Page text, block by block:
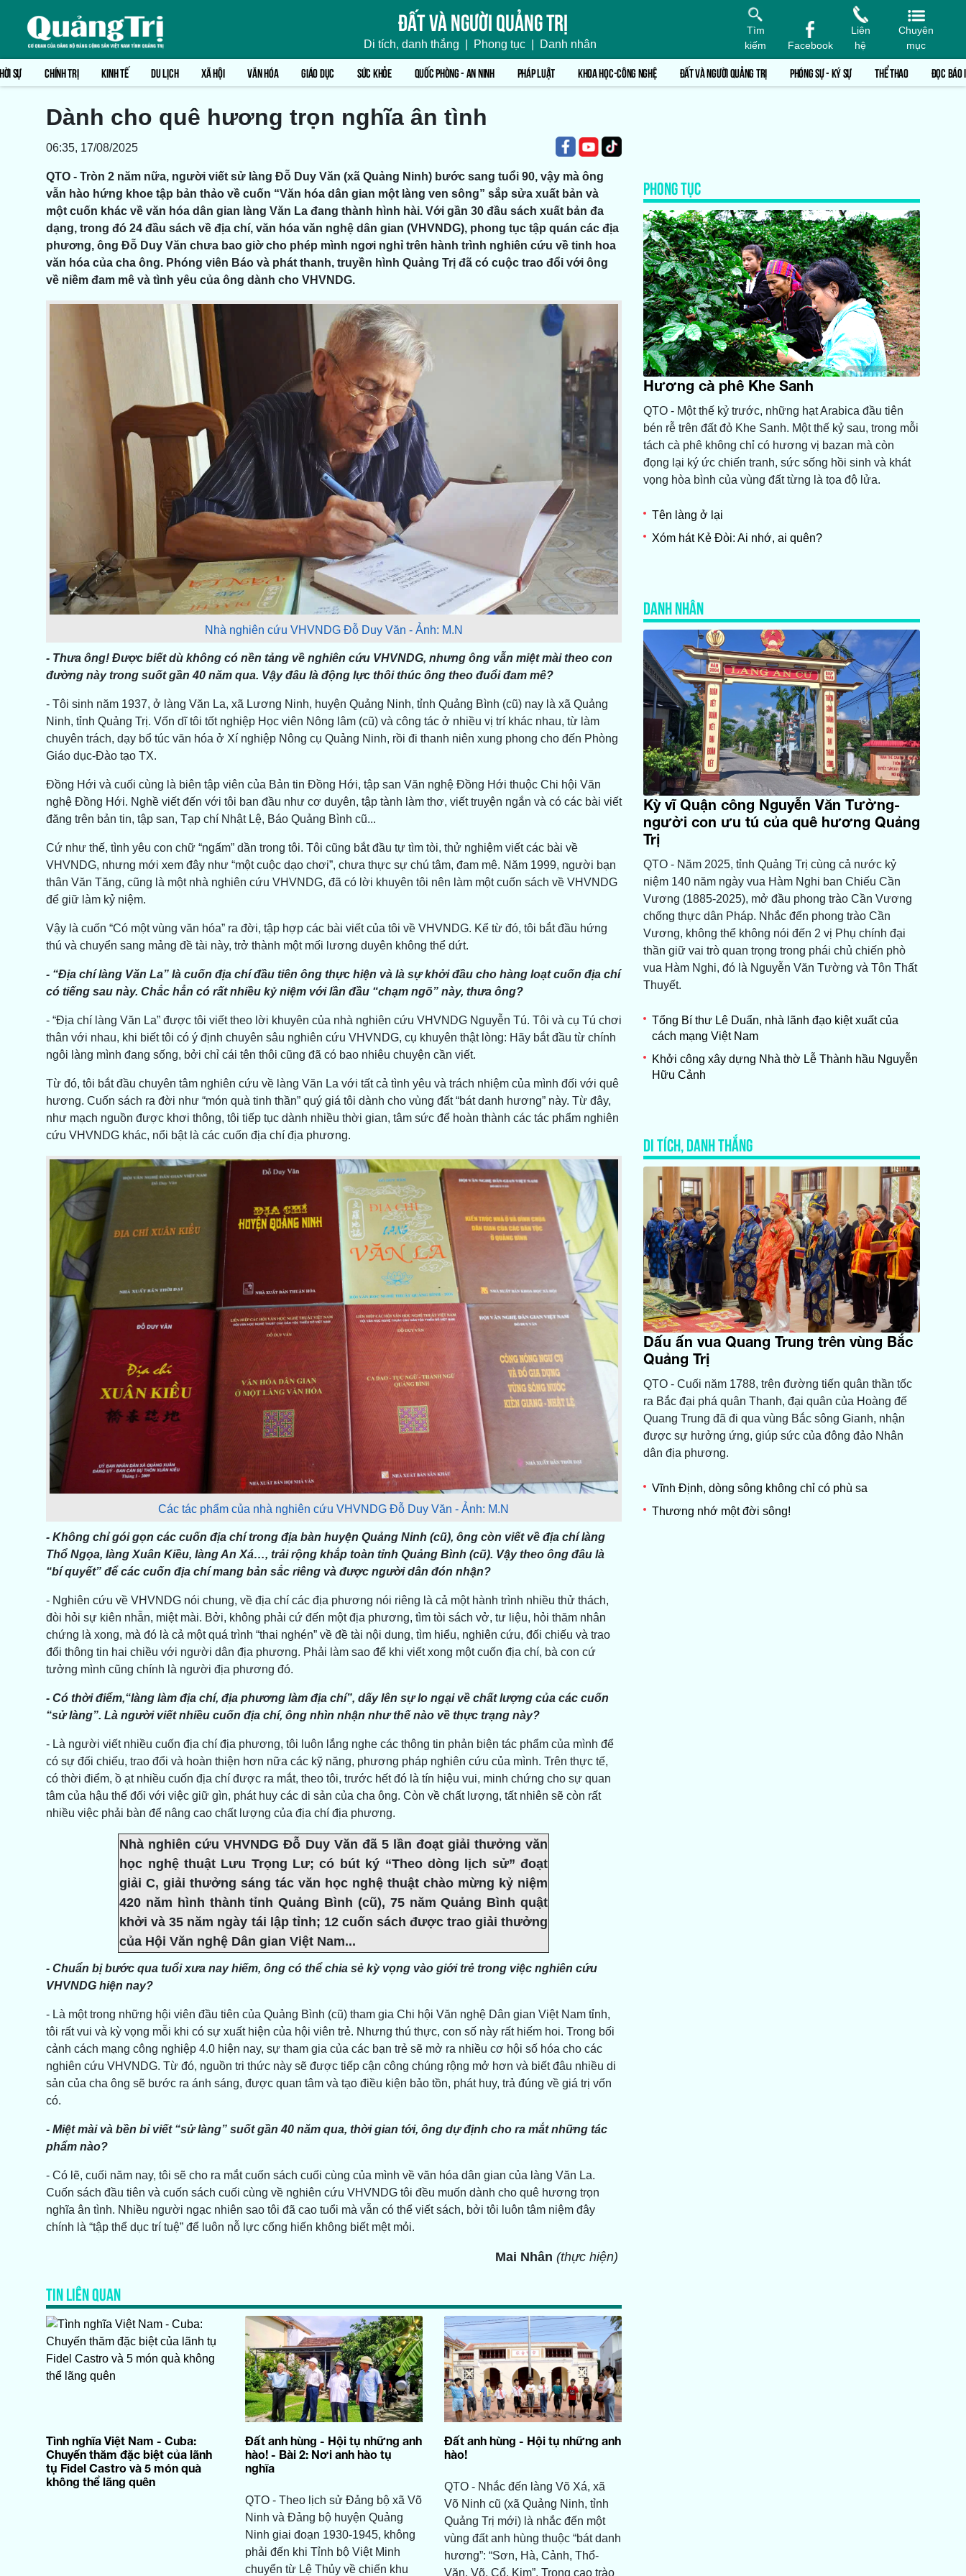
Đất và người Quảng Trị
Di tích, danh thắng Phong tục Danh nhân
Tìm
kiếm
Facebook
Liên
hệ
Chuyên
mục
SỰ CHÍNH TRỊ KINH TẾ DU LỊCH XÃ HỘI VĂN HÓA GIÁO DỤC SỨC KHỎE QUỐC PHÒNG - AN NINH PHÁP LUẬT KHOA HỌC-CÔNG NGHỆ ĐẤT VÀ NGƯỜI QUẢNG TRỊ PHÓNG SỰ - KÝ SỰ THỂ THAO ĐỌC BÁO
Dành cho quê hương trọn nghĩa ân tình
06:35, 17/08/2025
QTO - Tròn 2 năm nữa, người viết sử làng Đỗ Duy Văn (xã Quảng Ninh) bước sang tuổi 90, vậy mà ông
vẫn hào hứng khoe tập bản thảo về cuốn “Văn hóa dân gian một làng ven sông” sắp sửa xuất bản và
một cuốn khác về văn hóa dân gian làng Văn La đang thành hình hài. Với gần 30 đầu sách xuất bản đa
dạng, trong đó 24 đầu sách về địa chí, văn hóa văn nghệ dân gian (VHVNDG), phong tục tập quán các địa
phương, ông Đỗ Duy Văn chưa bao giờ cho phép mình ngơi nghỉ trên hành trình nghiên cứu về tinh hoa
văn hóa của cha ông. Phóng viên Báo và phát thanh, truyền hình Quảng Trị đã có cuộc trao đổi với ông
về niềm đam mê và tình yêu của ông dành cho VHVNDG.
Nhà nghiên cứu VHVNDG Đỗ Duy Văn - Ảnh: M.N
- Thưa ông! Được biết dù không có nền tảng về nghiên cứu VHVNDG, nhưng ông vẫn miệt mài theo con
đường này trong suốt gần 40 năm qua. Vậy đâu là động lực thôi thúc ông theo đuổi đam mê?
- Tôi sinh năm 1937, ở làng Văn La, xã Lương Ninh, huyện Quảng Ninh, tỉnh Quảng Bình (cũ) nay là xã Quảng
Ninh, tỉnh Quảng Trị. Vốn dĩ tôi tốt nghiệp Học viên Nông lâm (cũ) và công tác ở nhiều vị trí khác nhau, từ làm
chuyên trách, dạy bổ túc văn hóa ở Xí nghiệp Nông cụ Quảng Ninh, rồi đi thanh niên xung phong cho đến Phòng
Giáo dục-Đào tạo TX.
Đồng Hới và cuối cùng là biên tập viên của Bản tin Đồng Hới, tập san Văn nghệ Đồng Hới thuộc Chi hội Văn
nghệ Đồng Hới. Nghề viết đến với tôi ban đầu như cơ duyên, tập tành làm thơ, viết truyện ngắn và có các bài viết
đăng trên bản tin, tập san, Tạp chí Nhật Lệ, Báo Quảng Bình cũ...
Cứ như thế, tình yêu con chữ “ngấm” dần trong tôi. Tôi cũng bắt đầu tự tìm tòi, thử nghiệm viết các bài về
VHVNDG, nhưng mới xem đây như “một cuộc dạo chơi”, chưa thực sự chú tâm, đam mê. Năm 1999, người bạn
thân Văn Tăng, cũng là một nhà nghiên cứu VHVNDG, đã có lời khuyên tôi nên làm một cuốn sách về VHVNDG
để giữ làm kỷ niệm.
Vậy là cuốn “Có một vùng văn hóa” ra đời, tập hợp các bài viết của tôi về VHVNDG. Kể từ đó, tôi bắt đầu hứng
thú và chuyển sang mảng đề tài này, trở thành một mối lương duyên không thể dứt.
- “Địa chí làng Văn La” là cuốn địa chí đầu tiên ông thực hiện và là sự khởi đầu cho hàng loạt cuốn địa chí
có tiếng sau này. Chắc hẳn có rất nhiều kỷ niệm với lần đầu “chạm ngõ” này, thưa ông?
- “Địa chí làng Văn La” được tôi viết theo lời khuyên của nhà nghiên cứu VHVNDG Nguyễn Tú. Tôi và cụ Tú chơi
thân với nhau, khi biết tôi có ý định chuyên sâu nghiên cứu VHVNDG, cụ khuyên thật lòng: Hãy bắt đầu từ chính
ngôi làng mình đang sống, bởi chỉ cái tên thôi cũng đã có bao nhiêu chuyện cần viết.
Từ đó, tôi bắt đầu chuyên tâm nghiên cứu về làng Văn La với tất cả tình yêu và trách nhiệm của mình đối với quê
hương. Cuốn sách ra đời như “món quà tinh thần” quý giá tôi dành cho vùng đất “bát danh hương” này. Từ đây,
như mạch nguồn được khơi thông, tôi tiếp tục dành nhiều thời gian, tâm sức để hoàn thành các tác phẩm nghiên
cứu VHVNDG khác, nổi bật là các cuốn địa chí địa phương.
Các tác phẩm của nhà nghiên cứu VHVNDG Đỗ Duy Văn - Ảnh: M.N
- Không chỉ gói gọn các cuốn địa chí trong địa bàn huyện Quảng Ninh (cũ), ông còn viết về địa chí làng
Thổ Ngọa, làng Xuân Kiều, làng An Xá…, trải rộng khắp toàn tỉnh Quảng Bình (cũ). Vậy theo ông đâu là
“bí quyết” để các cuốn địa chí mang bản sắc riêng và được người dân đón nhận?
- Nghiên cứu về VHVNDG nói chung, về địa chí các địa phương nói riêng là cả một hành trình nhiều thử thách,
đòi hỏi sự kiên nhẫn, miệt mài. Bởi, không phải cứ đến một địa phương, tìm tòi sách vở, tư liệu, hỏi thăm nhân
chứng là xong, mà đó là cả một quá trình “thai nghén” về đề tài nội dung, tìm hiểu, nghiên cứu, đối chiếu và trao
đổi thông tin hai chiều với người dân địa phương. Phải làm sao để khi viết xong một cuốn địa chí, bà con cứ
tưởng mình cũng chính là người địa phương đó.
- Có thời điểm,“làng làm địa chí, địa phương làm địa chí”, dấy lên sự lo ngại về chất lượng của các cuốn
“sử làng”. Là người viết nhiều cuốn địa chí, ông nhìn nhận như thế nào về thực trạng này?
- Là người viết nhiều cuốn địa chí địa phương, tôi luôn lắng nghe các thông tin phản biện tác phẩm của mình để
có sự đối chiếu, trao đổi và hoàn thiện hơn nữa các kỹ năng, phương pháp nghiên cứu của mình. Trên thực tế,
có thời điểm, ồ ạt nhiều cuốn địa chí được ra mắt, theo tôi, trước hết đó là tín hiệu vui, minh chứng cho sự quan
tâm của hậu thế đối với việc giữ gìn, phát huy các di sản của cha ông. Còn về chất lượng, tất nhiên sẽ còn rất
nhiều việc phải bàn để nâng cao chất lượng của địa chí địa phương.
Nhà nghiên cứu VHVNDG Đỗ Duy Văn đã 5 lần đoạt giải thưởng văn
học nghệ thuật Lưu Trọng Lư; có bút ký “Theo dòng lịch sử” đoạt
giải C, giải thưởng sáng tác văn học nghệ thuật chào mừng kỷ niệm
420 năm hình thành tỉnh Quảng Bình (cũ), 75 năm Quảng Bình quật
khởi và 35 năm ngày tái lập tỉnh; 12 cuốn sách được trao giải thưởng
của Hội Văn nghệ Dân gian Việt Nam...
- Chuẩn bị bước qua tuổi xưa nay hiếm, ông có thể chia sẻ kỳ vọng vào giới trẻ trong việc nghiên cứu
VHVNDG hiện nay?
- Là một trong những hội viên đầu tiên của Quảng Bình (cũ) tham gia Chi hội Văn nghệ Dân gian Việt Nam tỉnh,
tôi rất vui và kỳ vọng mỗi khi có sự xuất hiện của hội viên trẻ. Nhưng thú thực, con số này rất hiếm hoi. Trong bối
cảnh cách mạng công nghiệp 4.0 hiện nay, sự tham gia của các bạn trẻ sẽ mở ra nhiều cơ hội số hóa cho các
nghiên cứu VHVNDG. Từ đó, nguồn tri thức này sẽ được tiếp cận công chúng rộng mở hơn và biết đâu nhiều di
sản của cha ông sẽ bước ra ánh sáng, được quan tâm và tạo điều kiện bảo tồn, phát huy, trả đúng về giá trị vốn
có.
- Miệt mài và bền bỉ viết “sử làng” suốt gần 40 năm qua, thời gian tới, ông dự định cho ra mắt những tác
phẩm nào?
- Có lẽ, cuối năm nay, tôi sẽ cho ra mắt cuốn sách cuối cùng của mình về văn hóa dân gian của làng Văn La.
Cuốn sách đầu tiên và cuốn sách cuối cùng về nghiên cứu VHVNDG tôi đều muốn dành cho quê hương trọn
nghĩa ân tình. Nhiều người ngạc nhiên sao tôi đã cao tuổi mà vẫn có thể viết sách, bởi tôi luôn tâm niệm đây
chính là “tập thể dục trí tuệ” để luôn nỗ lực cống hiến không biết mệt mỏi.
Mai Nhân (thực hiện)
TIN LIÊN QUAN
Tình nghĩa Việt Nam - Cuba:
Chuyến thăm đặc biệt của lãnh
tụ Fidel Castro và 5 món quà
không thể lãng quên
Đất anh hùng - Hội tụ những anh
hào! - Bài 2: Nơi anh hào tụ
nghĩa
QTO - Theo lịch sử Đảng bộ xã Võ
Ninh và Đảng bộ huyện Quảng
Ninh giai đoạn 1930-1945, không
phải đến khi Tỉnh bộ Việt Minh
chuyển từ Lệ Thủy về chiến khu
Đất anh hùng - Hội tụ những anh
hào!
QTO - Nhắc đến làng Võ Xá, xã
Võ Ninh cũ (xã Quảng Ninh, tỉnh
Quảng Trị mới) là nhắc đến một
vùng đất anh hùng thuộc “bát danh
hương”: “Sơn, Hà, Cảnh, Thổ-
Văn, Võ, Cổ, Kim”. Trong cao trào
PHONG TỤC
Hương cà phê Khe Sanh
QTO - Một thế kỷ trước, những hạt Arabica đầu tiên
bén rễ trên đất đỏ Khe Sanh. Một thế kỷ sau, trong mỗi
tách cà phê không chỉ có hương vị bazan mà còn
đọng lại ký ức chiến tranh, sức sống hồi sinh và khát
vọng hòa bình của vùng đất từng là tọa độ lửa.
Tên làng ở lại
Xóm hát Kẻ Đòi: Ai nhớ, ai quên?
DANH NHÂN
Kỳ vĩ Quận công Nguyễn Văn Tường-
người con ưu tú của quê hương Quảng
Trị
QTO - Năm 2025, tỉnh Quảng Trị cùng cả nước kỷ
niệm 140 năm ngày vua Hàm Nghi ban Chiếu Cần
Vương (1885-2025), mở đầu phong trào Cần Vương
chống thực dân Pháp. Nhắc đến phong trào Cần
Vương, không thể không nói đến 2 vị Phụ chính đại
thần giữ vai trò quan trọng trong phái chủ chiến phò
vua Hàm Nghi, đó là Nguyễn Văn Tường và Tôn Thất
Thuyết.
Tổng Bí thư Lê Duẩn, nhà lãnh đạo kiệt xuất của
cách mạng Việt Nam
Khởi công xây dựng Nhà thờ Lễ Thành hầu Nguyễn
Hữu Cảnh
DI TÍCH, DANH THẮNG
Dấu ấn vua Quang Trung trên vùng Bắc
Quảng Trị
QTO - Cuối năm 1788, trên đường tiến quân thần tốc
ra Bắc đại phá quân Thanh, đại quân của Hoàng đế
Quang Trung đã đi qua vùng Bắc sông Gianh, nhận
được sự hưởng ứng, giúp sức của đông đảo Nhân
dân địa phương.
Vĩnh Định, dòng sông không chỉ có phù sa
Thương nhớ một đời sông!